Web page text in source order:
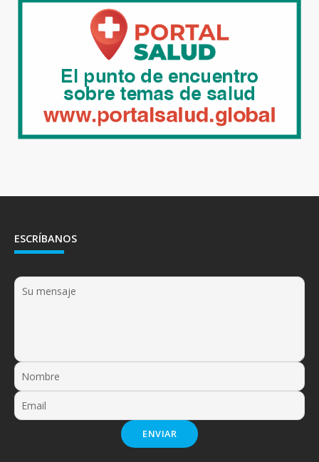
ESCRÍBANOS
ENVIAR